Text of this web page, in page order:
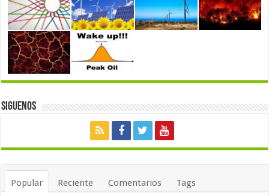
Siguenos
Popular Reciente Comentarios Tags